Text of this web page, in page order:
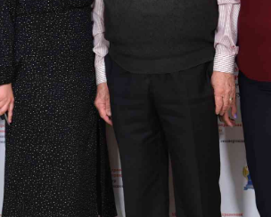
медицинских работников: